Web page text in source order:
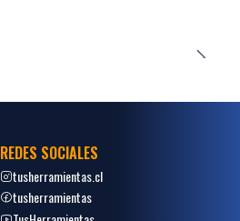
REDES SOCIALES
tusherramientas.cl
tusherramientas